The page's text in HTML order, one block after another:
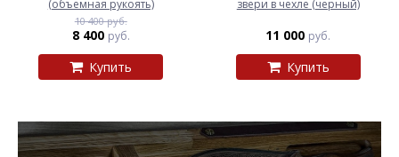
(объемная рукоять)
10 400 руб.
8 400 руб.
Купить
звери в чехле (черный)
11 000 руб.
Купить